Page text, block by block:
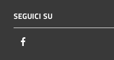
SEGUICI SU